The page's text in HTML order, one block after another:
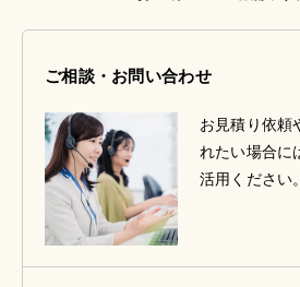
ご相談・お問い合わせ
お見積り依頼
れたい場合に
活用ください。